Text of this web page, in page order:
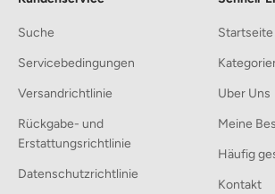
Portabilität und Haltbarkeit.
Ideal für verschiedene Räume, kann er nicht
sondern auch Decken, Spielzeug und mehr
Suche
Servicebedingungen
Versandrichtlinie
Rückgabe- und
Erstattungsrichtlinie
Datenschutzrichtlinie
Startseite
Uber Uns
Meine
Häufig
Kontakt